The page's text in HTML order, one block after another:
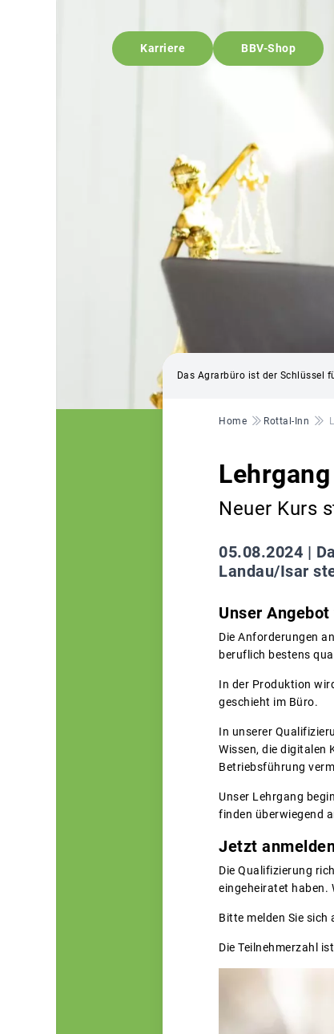
Karriere BBV-Shop
Das Agrarbüro ist der Schlüssel
Pfadnavigation
Home Rottal-Inn
Neuer Kurs
05.08.2024 |
Landau/Isar
Unser
Die Anforderungen
beruflich bestens
In der Produktion
geschieht im Büro.
In unserer
Wissen, die digitalen
Betriebsführung
Unser Lehrgang
finden überwiegend
Jetzt
Die Qualifizierung
eingeheiratet haben.
Bitte melden Sie sich
Die Teilnehmerzahl